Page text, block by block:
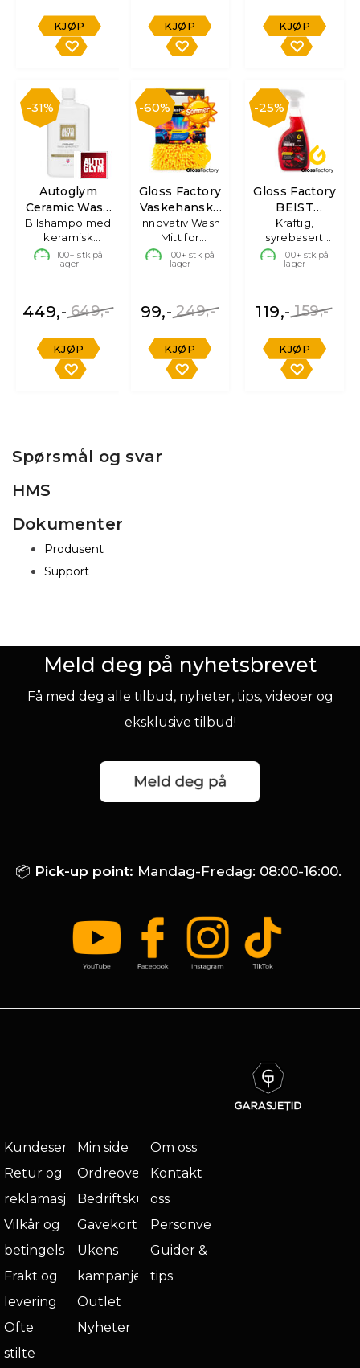
KJØP KJØP KJØP
31%
Autoglym
Ceramic Wash
& Protect
Bilshampo med
keramisk
beskyttelse, 1L
100+ stk på
lager
649,-
449,-
KJØP
60%
Gloss Factory
Vaskehanske
Hybrid
Innovativ Wash
Mitt for
skånsom
bilvask
100+ stk på
lager
249,-
99,-
KJØP
25%
Gloss Factory
BEIST
Felgrens
Kraftig,
syrebasert
felgrens -
750ml
100+ stk på
lager
159,-
119,-
KJØP
Spørsmål og svar
HMS
Dokumenter
Produsent
Support
Meld deg på nyhetsbrevet
Få med deg alle tilbud, nyheter, tips, videoer og
eksklusive tilbud!
📦 Pick-up point: Mandag-Fredag: 08:00-16:00.
Kundeservice
Retur og
reklamasjon
Vilkår og
betingelser
Frakt og
levering
Ofte
stilte
Min side
Ordreoversikt
Bedriftskunde
Gavekort
Ukens
kampanje
Outlet
Nyheter
Om oss
Kontakt
oss
Personvern
Guider &
tips